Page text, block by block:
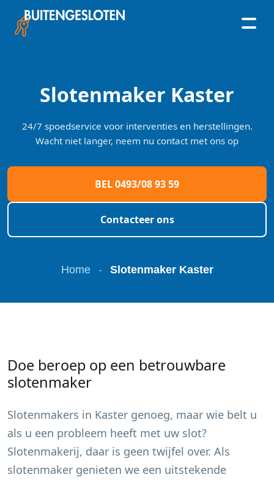
content
Slotenmaker Kaster
24/7 spoedservice voor interventies en herstellingen.
Wacht niet langer, neem nu contact met ons op
BEL 0493/08 93 59
Contacteer ons
Home - Slotenmaker Kaster
Doe beroep op een betrouwbare
slotenmaker
Slotenmakers in Kaster genoeg, maar wie belt u
als u een probleem heeft met uw slot?
Slotenmakerij, daar is geen twijfel over. Als
slotenmaker genieten we een uitstekende